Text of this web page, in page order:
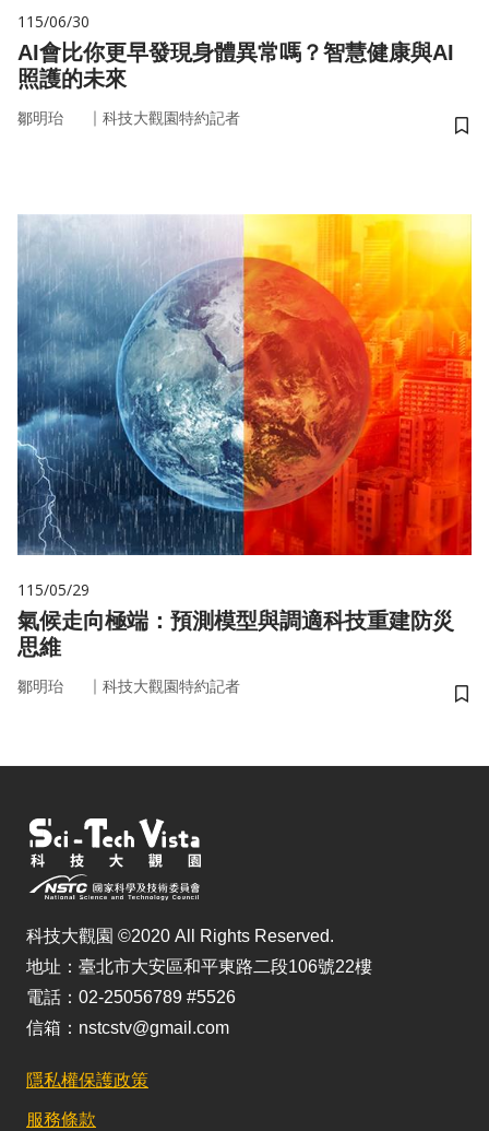
115/06/30
AI會比你更早發現身體異常嗎？智慧健康與AI
照護的未來
鄒明珆 ｜ 科技大觀園特約記者
儲
115/05/29
氣候走向極端：預測模型與調適科技重建防災
思維
鄒明珆 ｜ 科技大觀園特約記者
儲
科技大觀園 ©2020 All Rights Reserved.
地址：臺北市大安區和平東路二段106號22樓
電話：02-25056789 #5526
信箱：nstcstv@gmail.com
隱私權保護政策
服務條款